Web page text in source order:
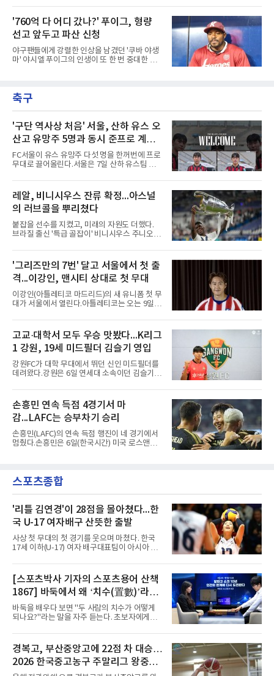
리그의 최종 순위와 포스트시즌 진출 팀이 판가
름 나는 가장 잔인하고도 중
독은 단순히 더위를 이야기하지 않았다. 우천,
폭염, 부상 등 변수가 늘어나는 현실에서 현재
팀당 144경기 체제가 과연 지속 가능한지 질문
을 던졌다.물론 144경기가 세계적으로 특별히
많은 숫자는 아니다. 메이저리그는 팀당 162경
기, 일본프로야구도 143~144경기를 치른다. 숫
자만 놓고 보면 KBO가 유난히 혹사 구조라고 말
비교하기 어려울 정도로 폭염이 길어지고 강해
지고 있다. 여기에 장마, 이
'760억 다 어디 갔나?' 푸이그, 형량
선고 앞두고 파산 신청
야구팬들에게 강렬한 인상을 남겼던 '쿠바 야생
마' 야시엘 푸이그의 인생이 또 한 번 중대한 갈
로리다 파산 법원에 챕터11 파산보호 신청을 냈
다. 챕터11은 기업이나 개인이 채권자들과 협의
다.미 매체들에 따르면 푸이그의 자산 규모는
1000만~5000만 달러(약 146억~730억 원), 부
채는 100만~1000만 달러(약 14억~146억 원) 수
준으로 신고됐다. 다만 법원은 채권자 목록과 자
산 내역 등 일부 필수 자료가 빠졌다며 서류 미비
를 지적했다.관심이 쏠리는 이
축구
'구단 역사상 처음' 서울, 산하 유스 오
산고 유망주 5명과 동시 준프로 계
약...ACL2 겨냥
FC서울이 유스 유망주 다섯 명을 한꺼번에 프로
무대로 끌어올린다.서울은 7일 산하 유스팀 서
다고 밝혔다. 한 번에 다섯 명과 계약한 것은 구
단 역사상 처음으로, 3학년 김강준·신지섭·이서
현·정현웅과 2학년 정하원이 대상이다.오산고의
성적이 배경이 됐다. 올 시즌 백운기 전국 고등학
교 축구대회와 코리아풋볼파크 U-18 챔피언스
컵, K리그 U-17 챔피언십을 잇달아 제패했다.시
기도 맞물렸다. 서울은 9월 시작하는 아시아축
무대 경험을 주려 했다.면면도 다양하다. 측면 공
격수 정현웅은 돌파력이
레알, 비니시우스 잔류 확정...아스널
의 러브콜을 뿌리쳤다
붙잡을 선수를 지켰고, 미래의 자원도 더했다.
브라질 출신 '특급 골잡이' 비니시우스 주니오르
이어간다.스페인 프로축구 프리메라리가 '거함'
레알 마드리드는 7일(한국시간) 비니시우스와
2032년 6월 30일까지 유효한 6년 연장 계약에
합의했다고 공식 발표했다. 비니시우스는 재계
약 확정 후 사회관계망서비스(SNS)에 베르나베
우에서의 8년은 너무 짧다며, 앞으로 6년, 그리
고 영원히 함께하겠다고 애정을 드러냈다.성사
관심을 받았는데, 18개월간 이어진 재계약 협상
이 한때 교착됐기 때문이다. 그러
'그리즈만의 7번' 달고 서울에서 첫 출
격...이강인, 맨시티 상대로 첫 무대
이강인(아틀레티코 마드리드)의 새 유니폼 첫 무
대가 서울에서 열린다.아틀레티코는 오는 9일
와 2026 쿠팡플레이 시리즈 친선 경기를 치른다.
구단 소집 명단에 이강인이 포함되면서 변수가
없는 한 그의 첫 출격은 서울이 된다.등번호부터
무게가 실렸다. 이강인은 첫 경기부터 7번을 단
다. 2010년대 팀의 전성기를 이끈 앙투안 그리즈
만이 달았던 번호다.합류 과정은 순탄치 않았다.
스페인으로 건너가려던 그는 병역 특례 행정 절
짧게 호흡을 맞춰 경기에 나선다.역할도 관심사
다. 유려한 탈압박과
고교·대학서 모두 우승 맛봤다...K리그
1 강원, 19세 미드필더 김슬기 영입
강원FC가 대학 무대에서 뛰던 신인 미드필더를
데려왔다.강원은 6일 연세대 소속이던 김슬기
조건을 갖췄다.이력은 우승으로 채워져 있다. 수
원고 시절 주축으로 활약하며 지난해 전국고등
리그와 추계전국고등대회 우승에 기여했고, 올
해 연세대 진학 후에는 춘계한산대첩기대학대회
정상에 올랐다. 2024년에는 17세 이하(U-17) 대
표팀 훈련에도 소집됐다.김슬기는 입단하게 돼
기쁘고 영광이라며 프로 무대에서도 성장해 팀
손흥민 연속 득점 4경기서 마
감...LAFC는 승부차기 승리
손흥민(LAFC)의 연속 득점 행진이 네 경기에서
멈췄다.손흥민은 6일(한국시간) 미국 로스앤젤
41분 타일러 보이드와 교체됐다. 이날 골을 넣었
다면 공식전 5경기 연속 득점이었다. 다만 메이
록은 유지된다.경기는 팽팽했다. 전반 38분 다비
드 마르티네스의 땅볼 크로스를 드니 부앙가가
오른발로 마무리해 LAFC가 앞섰으나, 4분 뒤 로
베르토 알바라도가 골 지역 정면에서 왼발 슈팅
으로 골대 오른쪽 하단을 찔러 균형을 맞췄다.승
부는 승부차기로 갈렸다. LAFC는
스포츠종합
'리틀 김연경'이 28점을 몰아쳤다...한
국 U-17 여자배구 산뜻한 출발
사상 첫 무대의 첫 경기를 웃으며 마쳤다. 한국
17세 이하(U-17) 여자 배구대표팀이 아시아 챔
전을 승리로 장식했다.이승여 감독이 이끄는 한
국은 7일(한국시간) 칠레 로스 안데스의 리세오
믹스토 체육관에서 열린 2026 국제배구연맹
(FIVB) U-17 여자 세계선수권대회 조별리그 D조
1차전에서 푸에르토리코를 3-1(25-10 25-23
19-25 26-24)로 이겼다.승리의 중심에는 '리틀
김연경'으로 불리는 아웃사이드 히터 손서연(선
다. 장수인이 11점, 최민주가 8점, 어민서가 7점
으로 힘을 보탰다.승점 3을 챙긴 한
[스포츠박사 기자의 스포츠용어 산책
1867] 바둑에서 왜 ‘치수(置數)’라고
말할까
바둑을 배우다 보면 "두 사람의 치수가 어떻게
되나요?"라는 말을 자주 듣는다. 초보자에게는
'둘 치(置)'와 '셀 수(數)'를 쓴다. '돌을 놓는 수'라
는 의미이다. 두 사람이 대등하게 승부할 수 있도
록 약한 쪽에게 미리 흑돌을 놓아주는 개수를 가
리킨다. 오늘날의 접바둑에서 말하는 '두 점', '세
점'이 바로 치수다. (본 코너 1844회 ‘왜 '접바
경복고, 부산중앙고에 22점 차 대승…
2026 한국중고농구 주말리그 왕중왕